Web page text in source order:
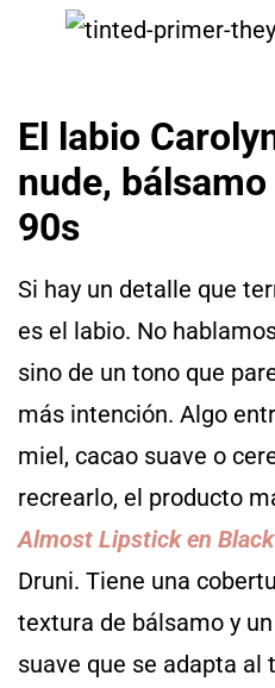
El labio
nude,
90s
Si hay un detalle que
es el labio. No
sino de un tono que
más intención. Algo
miel, cacao suave o
recrearlo, el producto
Almost Lipstick en
Druni. Tiene una
textura de bálsamo y
suave que se adapta al